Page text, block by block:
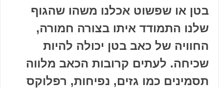
בטן או שפשוט אכלנו משהו שהגוף
שלנו התמודד איתו בצורה חמורה,
החוויה של כאב בטן יכולה להיות
שכיחה. לעתים קרובות הכאב מלווה
תסמינים כמו גזים, נפיחות, רפלוקס